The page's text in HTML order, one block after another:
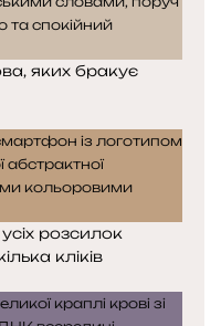
яких бракує
розсилок
кліків